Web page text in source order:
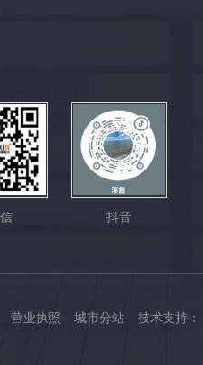
抖音
营业执照 城市分站
城市分站 技术支持：